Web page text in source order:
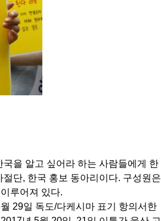
국을 알고 싶어라 하는 사람들에게 한
절단, 한국 홍보 동아리이다. 구성원은
루어져 있다.
월 29일 독도/다케시마 표기 항의서한